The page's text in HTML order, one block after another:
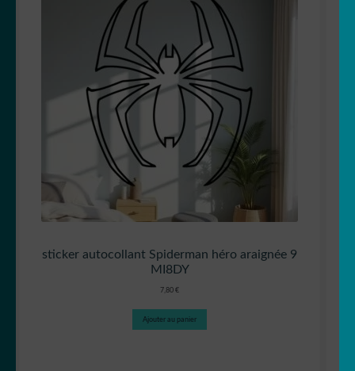
sticker autocollant Spiderman héro araignée 9
MI8DY
7,80 €
Ajouter au panier